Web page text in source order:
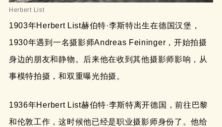
Herbert List
1903年Herbert List赫伯特·李斯特出生在德国汉堡，
1930年遇到一名摄影师Andreas Feininger，开始拍摄
身边的朋友和静物。后来他在收到其他摄影师影响，从
事模特拍摄，和双重曝光拍摄。
1936年Herbert List赫伯特·李斯特离开德国，前往巴黎
和伦敦工作，这时候他已经是职业摄影师身份了。他给